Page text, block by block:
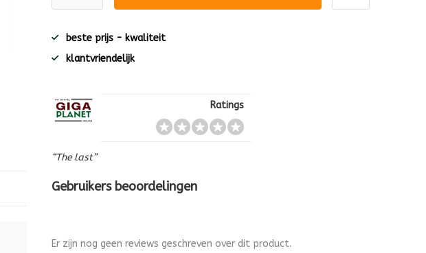
beste prijs - kwaliteit
klantvriendelijk
Ratings
“The last”
Gebruikers beoordelingen
Er zijn nog geen reviews geschreven over dit product.